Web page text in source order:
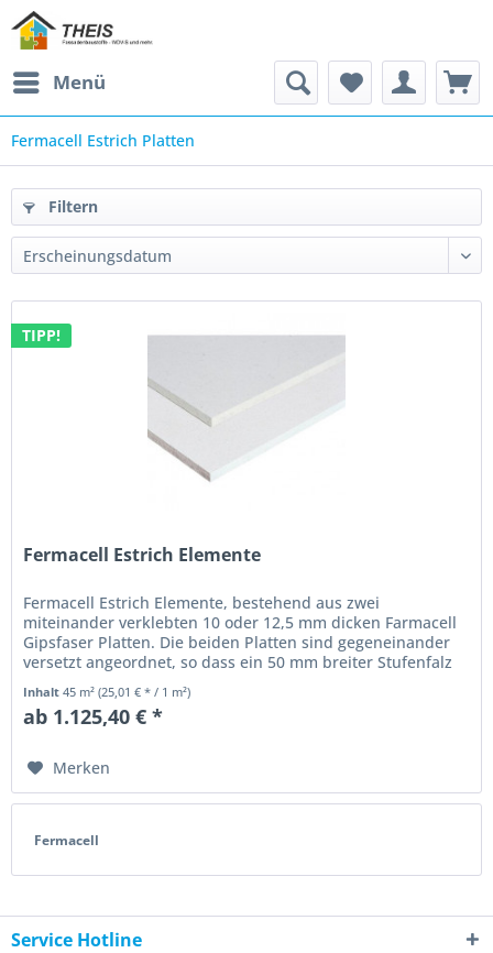
Menü
Fermacell Estrich Platten
Filtern
TIPP!
Fermacell Estrich Elemente
Fermacell Estrich Elemente, bestehend aus zwei
miteinander verklebten 10 oder 12,5 mm dicken Farmacell
Gipsfaser Platten. Die beiden Platten sind gegeneinander
versetzt angeordnet, so dass ein 50 mm breiter Stufenfalz
entsteht. Die...
Inhalt45 m²(25,01 € * / 1 m²)
ab 1.125,40 € *
Merken
Fermacell
Service Hotline